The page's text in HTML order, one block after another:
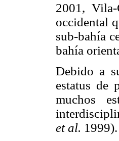
2001,
occidental
sub-bahía
bahía
Debido a
estatus de
muchos
et al. 1999).